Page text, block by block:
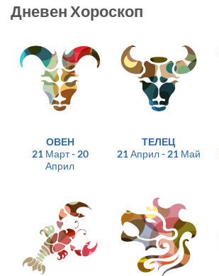
Дневен Хороскоп
ОВЕН
21 Март - 20
Април
ТЕЛЕЦ
21 Април - 21 Май